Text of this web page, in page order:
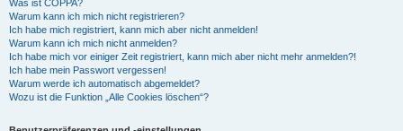
Was ist COPPA?
Warum kann ich mich nicht registrieren?
Ich habe mich registriert, kann mich aber nicht anmelden!
Warum kann ich mich nicht anmelden?
Ich habe mich vor einiger Zeit registriert, kann mich aber nicht mehr anmelden?!
Ich habe mein Passwort vergessen!
Warum werde ich automatisch abgemeldet?
Wozu ist die Funktion „Alle Cookies löschen“?